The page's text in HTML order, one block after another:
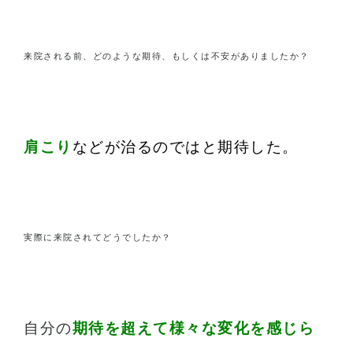
来院される前、どのような期待、もしくは不安がありましたか？
肩こり などが治るのではと期待した。
実際に来院されてどうでしたか？
自分の期待を超えて様々な変化を感じら